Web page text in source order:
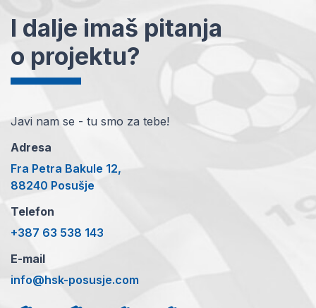
I dalje imaš pitanja
o projektu?
Javi nam se - tu smo za tebe!
Adresa
Fra Petra Bakule 12,
88240 Posušje
Telefon
+387 63 538 143
E-mail
info@hsk-posusje.com